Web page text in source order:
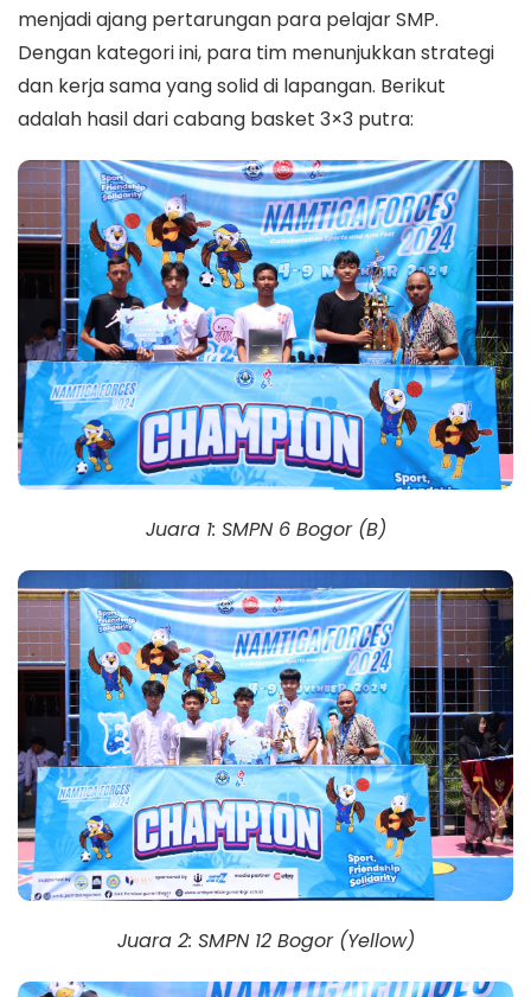
menjadi ajang pertarungan para pelajar SMP.
Dengan kategori ini, para tim menunjukkan strategi
dan kerja sama yang solid di lapangan. Berikut
adalah hasil dari cabang basket 3×3 putra:
Juara 1: SMPN 6 Bogor (B)
Juara 2: SMPN 12 Bogor (Yellow)